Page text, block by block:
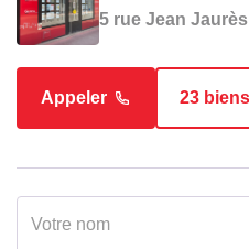
5 rue Jean
Appeler 23 biens